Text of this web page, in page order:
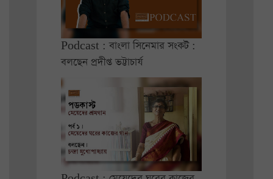
Podcast : বাংলা সিনেমার সংকট :
বলছেন প্রদীপ্ত ভট্টাচার্য